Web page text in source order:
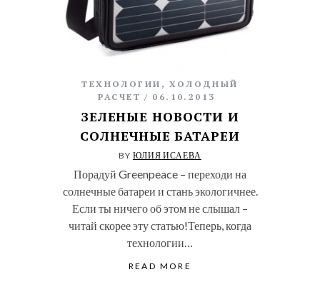
ТЕХНОЛОГИИ ,ХОЛОДНЫЙ
РАСЧЕТ
06.10.2013
ЗЕЛЕНЫЕ НОВОСТИ И
СОЛНЕЧНЫЕ БАТАРЕИ
BY ЮЛИЯ ИСАЕВА
Порадуй Greenpeace – переходи на
солнечные батареи и стань экологичнее.
Если ты ничего об этом не слышал –
читай скорее эту статью!Теперь, когда
технологии…
READ MORE